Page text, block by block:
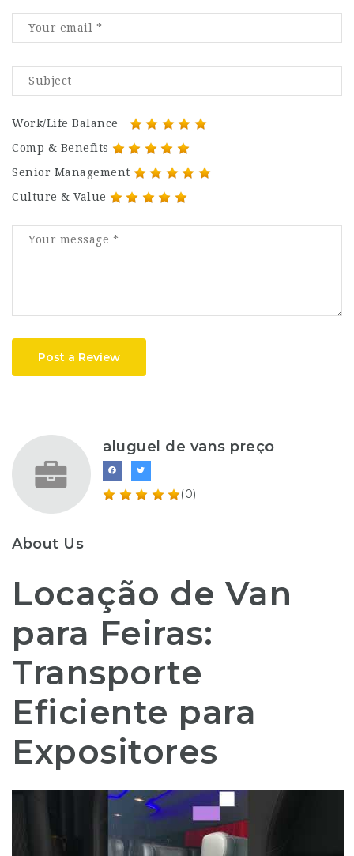
Work/Life Balance
Comp & Benefits
Senior Management
Culture & Value
Post a Review
aluguel de vans preço
(0)
About Us
Locação de Van
para Feiras:
Transporte
Eficiente para
Expositores